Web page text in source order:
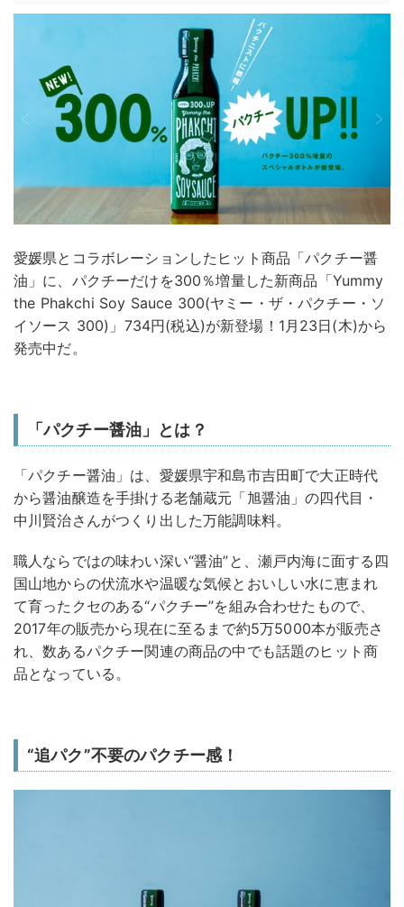
愛媛県とコラボレーションしたヒット商品「パクチー醤
油」に、パクチーだけを300％増量した新商品「Yummy
the Phakchi Soy Sauce 300(ヤミー・ザ・パクチー・ソ
イソース 300)」734円(税込)が新登場！1月23日(木)から
発売中だ。
「パクチー醤油」とは？
「パクチー醤油」は、愛媛県宇和島市吉田町で大正時代
から醤油醸造を手掛ける老舗蔵元「旭醤油」の四代目・
中川賢治さんがつくり出した万能調味料。
職人ならではの味わい深い“醤油”と、瀬戸内海に面する四
国山地からの伏流水や温暖な気候とおいしい水に恵まれ
て育ったクセのある“パクチー”を組み合わせたもので、
2017年の販売から現在に至るまで約5万5000本が販売さ
れ、数あるパクチー関連の商品の中でも話題のヒット商
品となっている。
“追パク”不要のパクチー感！